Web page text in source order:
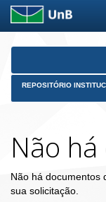
Skip
REPOSITÓRIO
Não
Não há documentos
sua solicitação.